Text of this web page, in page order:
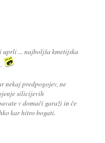
uprli ... najboljša kmetijska
nekaj predpogojev, ne
silicijevih
v domači garaži in če
kar hitro bogati.